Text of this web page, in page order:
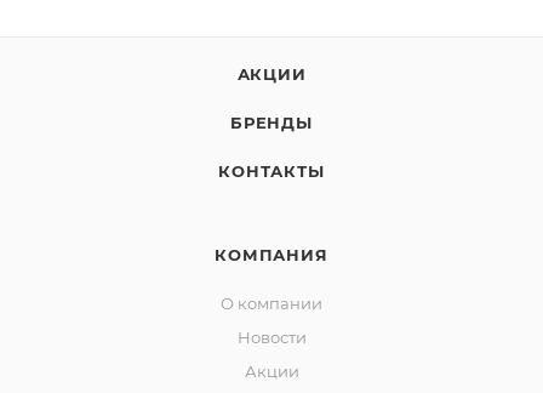
АКЦИИ
БРЕНДЫ
КОНТАКТЫ
КОМПАНИЯ
О компании
Новости
Акции